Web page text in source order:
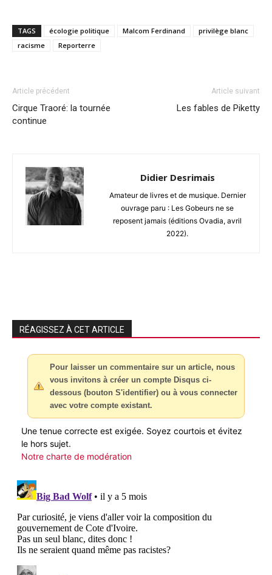
TAGS écologie politique Malcom Ferdinand
privilège blanc
racisme
Reporterre
Article précédent
Cirque Traoré: la tournée
continue
Article suivant
Les fables de Piketty
Didier Desrimais
Amateur de livres et de musique. Dernier
ouvrage paru : Les Gobeurs ne se
reposent jamais (éditions Ovadia, avril
2022).
RÉAGISSEZ À CET ARTICLE
Pour laisser un commentaire sur un article, nous
vous invitons à créer un compte Disqus ci-
dessous (bouton S'identifier) ou à vous connecter
avec votre compte existant.
Une tenue correcte est exigée. Soyez courtois et évitez
le hors sujet.
Notre charte de modération